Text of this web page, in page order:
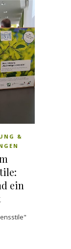
&
ein